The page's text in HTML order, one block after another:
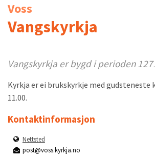
Voss
Vangskyrkja
Vangskyrkja er bygd i perioden
Kyrkja er ei brukskyrkje med gudsteneste
11.00.
Kontaktinformasjon
Nettsted
post@voss.kyrkja.no